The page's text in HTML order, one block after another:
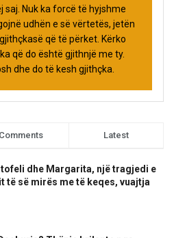
saj. Nuk ka forcë të hyjshme
udhën e së vërtetës, jetën
që të përket. Kërko
që do është gjithnjë me ty.
dhe do të kesh gjithçka.
Comments Latest
dhe Margarita, një tragjedi e
të së mirës me të keqes, vuajtja